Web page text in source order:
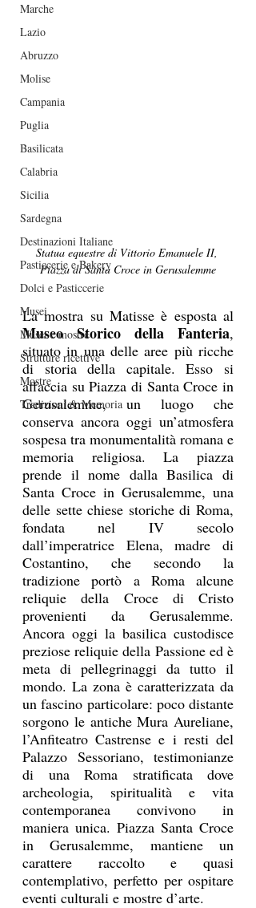
Marche
Lazio
Abruzzo
Molise
Campania
Puglia
Basilicata
Calabria
Sicilia
Sardegna
Destinazioni Italiane
Pasticcerie e Bakery
Dolci e Pasticcerie
Musei
Musei e mostre
Strutture ricettive
Mostre
Tradizioni & Memoria
Statua equestre di Vittorio Emanuele II,
Piazza di Santa Croce in Gerusalemme
Museo Storico della Fanteria,
situato in una delle aree più ricche
di storia della capitale. Esso si
affaccia su Piazza di Santa Croce in
Gerusalemme, un luogo che
conserva ancora oggi un’atmosfera
sospesa tra monumentalità romana e
memoria religiosa. La piazza
prende il nome dalla Basilica di
Santa Croce in Gerusalemme, una
delle sette chiese storiche di Roma,
fondata nel IV secolo
dall’imperatrice Elena, madre di
Costantino, che secondo la
tradizione portò a Roma alcune
reliquie della Croce di Cristo
provenienti da Gerusalemme.
Ancora oggi la basilica custodisce
preziose reliquie della Passione ed è
meta di pellegrinaggi da tutto il
mondo. La zona è caratterizzata da
un fascino particolare: poco distante
sorgono le antiche Mura Aureliane,
l’Anfiteatro Castrense e i resti del
Palazzo Sessoriano, testimonianze
di una Roma stratificata dove
archeologia, spiritualità e vita
contemporanea convivono in
maniera unica. Piazza Santa Croce
in Gerusalemme, mantiene un
carattere raccolto e quasi
contemplativo, perfetto per ospitare
eventi culturali e mostre d’arte.